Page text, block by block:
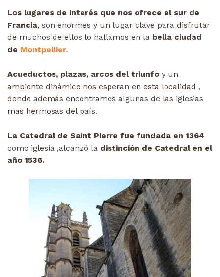
Los lugares de interés que nos ofrece el sur de
Francia, son enormes y un lugar clave para disfrutar
de muchos de ellos lo hallamos en la bella ciudad
de Montpellier.
Acueductos, plazas, arcos del triunfo y un
ambiente dinámico nos esperan en esta localidad ,
donde además encontramos algunas de las iglesias
mas hermosas del país.
La Catedral de Saint Pierre fue fundada en 1364
como iglesia ,alcanzó la distinción de Catedral en el
año 1536.